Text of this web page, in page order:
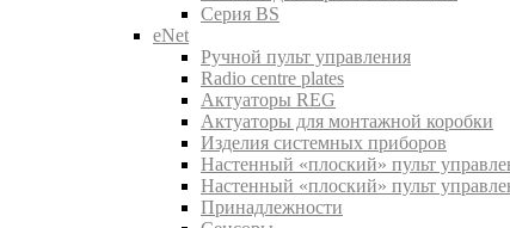
Серия BS
eNet
Pучной пульт управления
Radio centre plates
Актуаторы REG
Актуаторы для монтажной коробки
Изделия системных приборов
Настенный «плоский» пульт
Настенный «плоский» пульт
Принадлежности